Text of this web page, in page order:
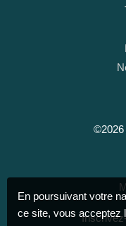
©2026
En poursuivant votre
ce site, vous acceptez